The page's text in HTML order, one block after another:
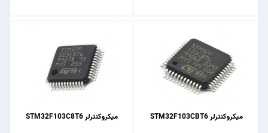
میکروکنترلر STM32F103C8T6 میکروکنترلر STM32F103CBT6